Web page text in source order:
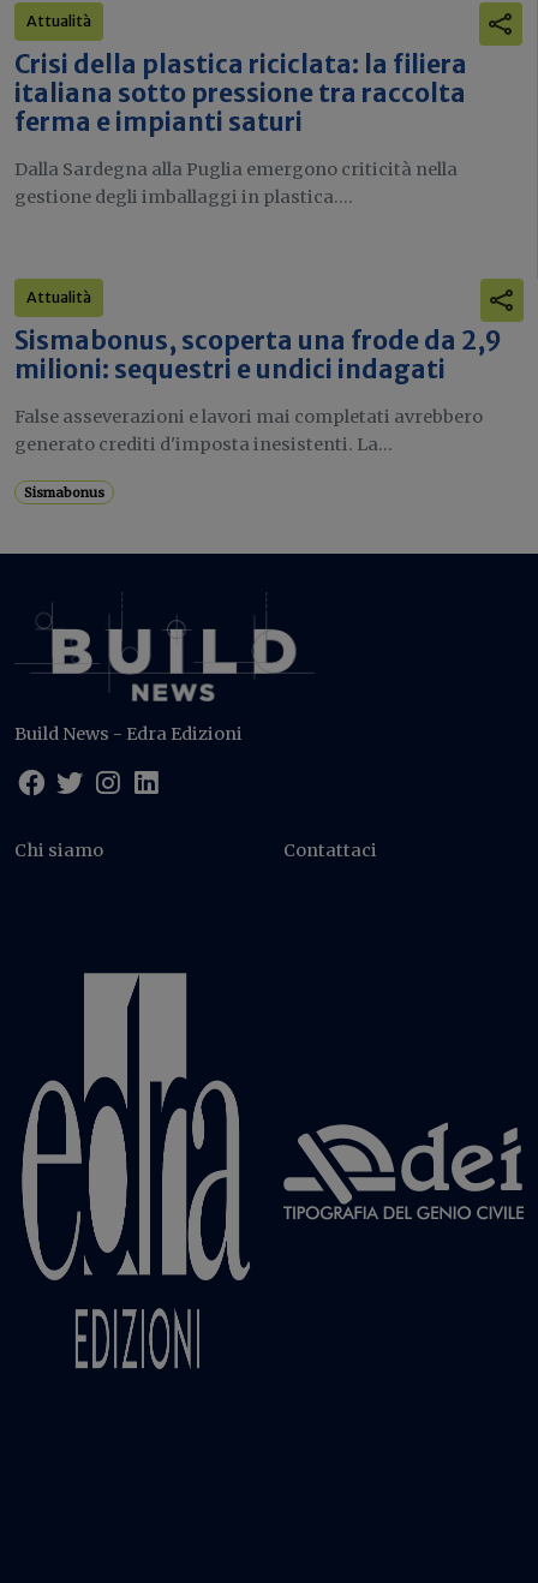
Attualità
Crisi della plastica riciclata: la filiera
italiana sotto pressione tra raccolta
ferma e impianti saturi
Dalla Sardegna alla Puglia emergono criticità nella
gestione degli imballaggi in plastica....
Attualità
Sismabonus, scoperta una frode da 2,9
milioni: sequestri e undici indagati
False asseverazioni e lavori mai completati avrebbero
generato crediti d'imposta inesistenti. La...
Sismabonus
Build News - Edra Edizioni
Chi siamo Contattaci